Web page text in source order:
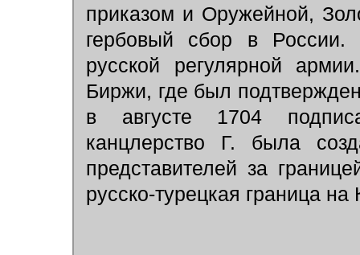
приказом и Оружейной,
гербовый сбор в России.
русской регулярной
Биржи, где был
в августе 1704
канцлерство Г. была
представителей за
русско-турецкая граница